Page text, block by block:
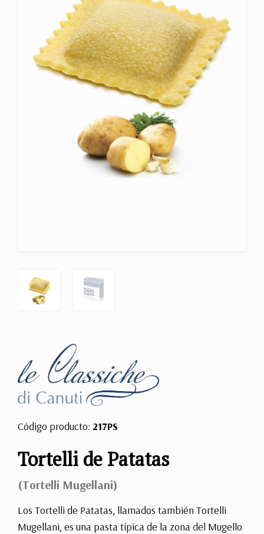
Código producto: 217PS
Tortelli de Patatas
(Tortelli Mugellani)
Los Tortelli de Patatas, llamados también Tortelli
Mugellani, es una pasta típica de la zona del Mugello